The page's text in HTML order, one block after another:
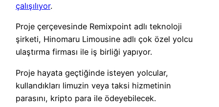
çalışılıyor.
Proje çerçevesinde Remixpoint adlı teknoloji
şirketi, Hinomaru Limousine adlı çok özel yolcu
ulaştırma firması ile iş birliği yapıyor.
Proje hayata geçtiğinde isteyen yolcular,
kullandıkları limuzin veya taksi hizmetinin
parasını, kripto para ile ödeyebilecek.